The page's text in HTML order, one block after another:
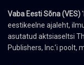
Vaba Eesti Sõna (VES)
eestikeelne ajaleht,
asutatud aktsiaseltsi
Publishers, Inc.’i poolt,